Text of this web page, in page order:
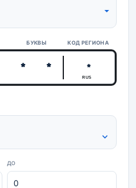
БУКВЫ КОД РЕГИОНА
RUS
до